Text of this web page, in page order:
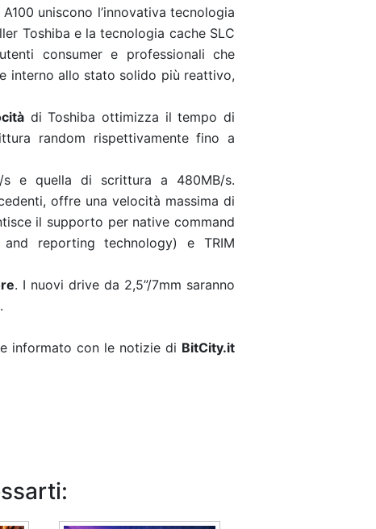
A100 uniscono l’innovativa tecnologia
Toshiba e la tecnologia cache SLC
consumer e professionali che
interno allo stato solido più reattivo,
di Toshiba ottimizza il tempo di
random rispettivamente fino a
e quella di scrittura a 480MB/s.
offre una velocità massima di
il supporto per native command
and reporting technology) e TRIM
. I nuovi drive da 2,5”/7mm saranno
informato con le notizie di BitCity.it